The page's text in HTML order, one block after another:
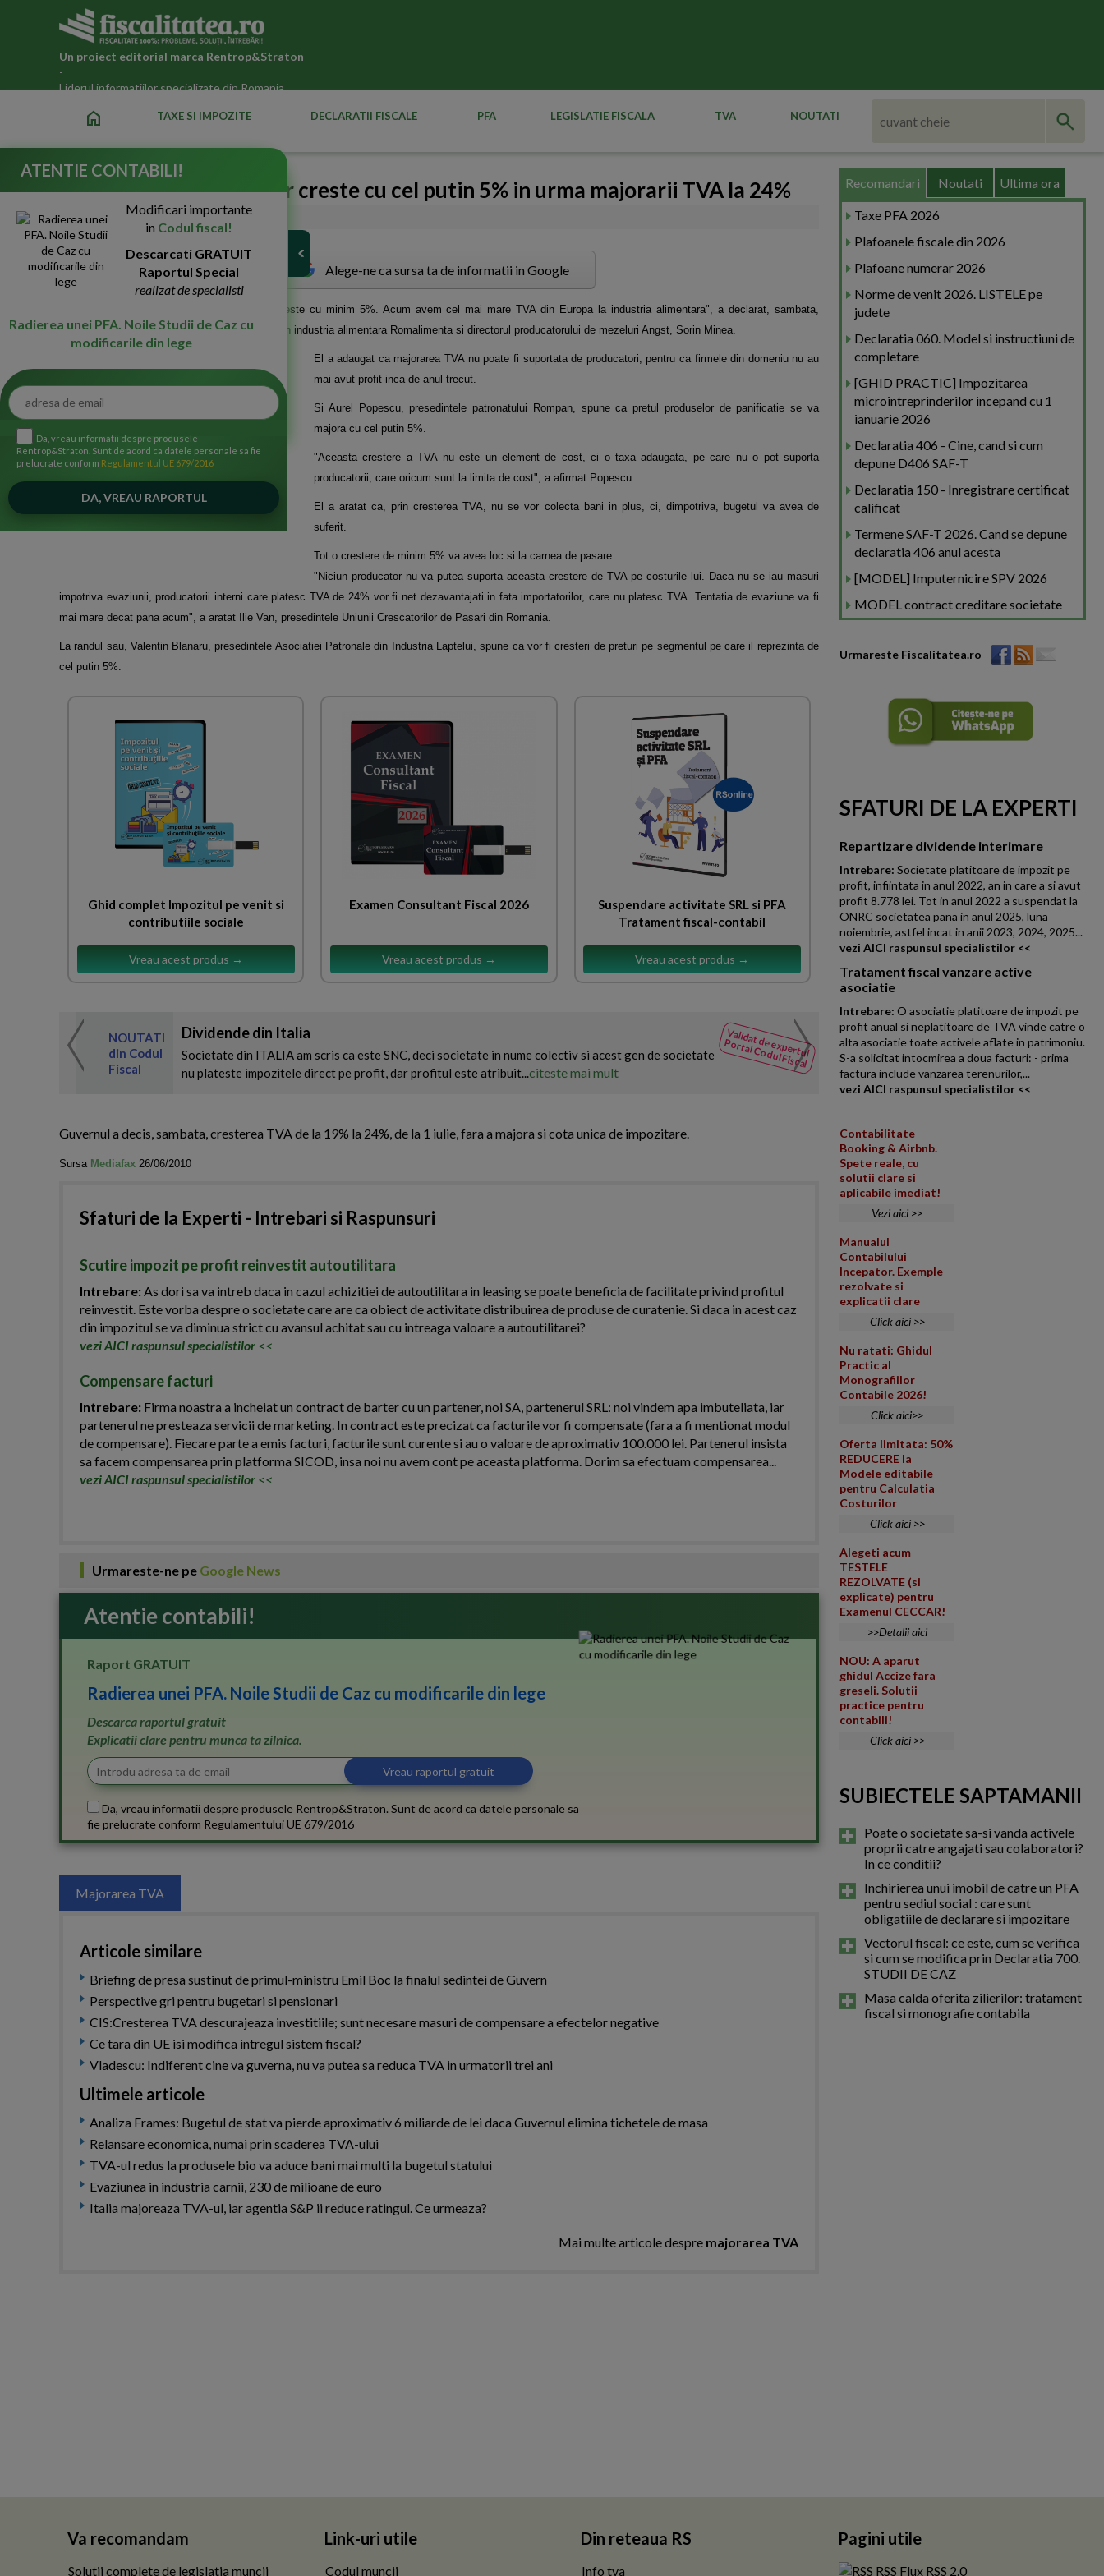
Un proiect editorial marca Rentrop&Straton
-
Liderul informatiilor specializate din Romania
home TAXE SI IMPOZITE DECLARATII FISCALE PFA LEGISLATIE FISCALA TVA NOUTATI
Preturile la alimente vor creste cu cel putin 5% in urma majorarii TVA la 24%
26-Iun-2010 3465
Alege-ne ca sursa ta de informatii in Google
oate preturile din industria alimentara vor creste cu minim 5%. Acum avem cel mai mare TVA din Europa la industria alimentara", a declarat, sambata,
agentiei MEDIAFAX presedintele patronatului din industria alimentara Romalimenta si directorul producatorului de mezeluri Angst, Sorin Minea.
El a adaugat ca majorarea TVA nu poate fi suportata de producatori, pentru ca firmele din domeniu nu au
mai avut profit inca de anul trecut.
Si Aurel Popescu, presedintele patronatului Rompan, spune ca pretul produselor de panificatie se va
majora cu cel putin 5%.
"Aceasta crestere a TVA nu este un element de cost, ci o taxa adaugata, pe care nu o pot suporta
producatorii, care oricum sunt la limita de cost", a afirmat Popescu.
El a aratat ca, prin cresterea TVA, nu se vor colecta bani in plus, ci, dimpotriva, bugetul va avea de
suferit.
Tot o crestere de minim 5% va avea loc si la carnea de pasare.
"Niciun producator nu va putea suporta aceasta crestere de TVA pe costurile lui. Daca nu se iau masuri
impotriva evaziunii, producatorii interni care platesc TVA de 24% vor fi net dezavantajati in fata importatorilor, care nu platesc TVA. Tentatia de evaziune va fi
mai mare decat pana acum", a aratat Ilie Van, presedintele Uniunii Crescatorilor de Pasari din Romania.
La randul sau, Valentin Blanaru, presedintele Asociatiei Patronale din Industria Laptelui, spune ca vor fi cresteri de preturi pe segmentul pe care il reprezinta de
cel putin 5%.
Ghid complet Impozitul pe venit si
contributiile sociale
Vreau acest produs →
Examen Consultant Fiscal 2026
Vreau acest produs →
Suspendare activitate SRL si PFA
Tratament fiscal-contabil
Vreau acest produs →
NOUTATI
din Codul
Fiscal
Validat de expertul
Portal Codul Fiscal
Dividende din Italia
Societate din ITALIA am scris ca este SNC, deci societate in nume colectiv si acest gen de societate
nu plateste impozitele direct pe profit, dar profitul este atribuit...citeste mai mult
NOUTATI
din Codul
Fiscal
Deductibilitatea
Pentru un autoturism
deductibile fara foaie de
Guvernul a decis, sambata, cresterea TVA de la 19% la 24%, de la 1 iulie, fara a majora si cota unica de impozitare.
Sursa Mediafax 26/06/2010
Sfaturi de la Experti - Intrebari si Raspunsuri
Scutire impozit pe profit reinvestit autoutilitara
Intrebare:As dori sa va intreb daca in cazul achizitiei de autoutilitara in leasing se poate beneficia de facilitate privind profitul
reinvestit. Este vorba despre o societate care are ca obiect de activitate distribuirea de produse de curatenie. Si daca in acest caz
din impozitul se va diminua strict cu avansul achitat sau cu intreaga valoare a autoutilitarei?
vezi AICI raspunsul specialistilor <<
Compensare facturi
Intrebare: Firma noastra a incheiat un contract de barter cu un partener, noi SA, partenerul SRL: noi vindem apa imbuteliata, iar
partenerul ne presteaza servicii de marketing. In contract este precizat ca facturile vor fi compensate (fara a fi mentionat modul
de compensare). Fiecare parte a emis facturi, facturile sunt curente si au o valoare de aproximativ 100.000 lei. Partenerul insista
sa facem compensarea prin platforma SICOD, insa noi nu avem cont pe aceasta platforma. Dorim sa efectuam compensarea...
vezi AICI raspunsul specialistilor <<
Urmareste-ne pe Google News
Atentie contabili!
Raport GRATUIT
Radierea unei PFA. Noile Studii de Caz cu modificarile din lege
Descarca raportul gratuit
Explicatii clare pentru munca ta zilnica.
Da, vreau informatii despre produsele Rentrop&Straton. Sunt de acord ca datele personale sa
fie prelucrate conform Regulamentului UE 679/2016
Majorarea TVA
Articole similare
Briefing de presa sustinut de primul-ministru Emil Boc la finalul sedintei de Guvern
Perspective gri pentru bugetari si pensionari
CIS:Cresterea TVA descurajeaza investitiile; sunt necesare masuri de compensare a efectelor negative
Ce tara din UE isi modifica intregul sistem fiscal?
Vladescu: Indiferent cine va guverna, nu va putea sa reduca TVA in urmatorii trei ani
Ultimele articole
Analiza Frames: Bugetul de stat va pierde aproximativ 6 miliarde de lei daca Guvernul elimina tichetele de masa
Relansare economica, numai prin scaderea TVA-ului
TVA-ul redus la produsele bio va aduce bani mai multi la bugetul statului
Evaziunea in industria carnii, 230 de milioane de euro
Italia majoreaza TVA-ul, iar agentia S&P ii reduce ratingul. Ce urmeaza?
Mai multe articole despre majorarea TVA
Recomandari Noutati Ultima ora
Taxe PFA 2026
Plafoanele fiscale din 2026
Plafoane numerar 2026
Norme de venit 2026. LISTELE pe
judete
Declaratia 060. Model si instructiuni de
completare
[GHID PRACTIC] Impozitarea
microintreprinderilor incepand cu 1
ianuarie 2026
Declaratia 406 - Cine, cand si cum
depune D406 SAF-T
Declaratia 150 - Inregistrare certificat
calificat
Termene SAF-T 2026. Cand se depune
declaratia 406 anul acesta
[MODEL] Imputernicire SPV 2026
MODEL contract creditare societate
Urmareste Fiscalitatea.ro
SFATURI DE LA EXPERTI
Repartizare dividende interimare
Intrebare: Societate platitoare de impozit pe
profit, infiintata in anul 2022, an in care a si avut
profit 8.778 lei. Tot in anul 2022 a suspendat la
ONRC societatea pana in anul 2025, luna
noiembrie, astfel incat in anii 2023, 2024, 2025...
vezi AICI raspunsul specialistilor <<
Tratament fiscal vanzare active
asociatie
Intrebare: O asociatie platitoare de impozit pe
profit anual si neplatitoare de TVA vinde catre o
alta asociatie toate activele aflate in patrimoniu.
S-a solicitat intocmirea a doua facturi: - prima
factura include vanzarea terenurilor,...
vezi AICI raspunsul specialistilor <<
Contabilitate
Booking & Airbnb.
Spete reale, cu
solutii clare si
aplicabile imediat!
Vezi aici >>
Manualul
Contabilului
Incepator. Exemple
rezolvate si
explicatii clare
Click aici >>
Nu ratati: Ghidul
Practic al
Monografiilor
Contabile 2026!
Click aici>>
Oferta limitata: 50%
REDUCERE la
Modele editabile
pentru Calculatia
Costurilor
Click aici >>
Alegeti acum
TESTELE
REZOLVATE (si
explicate) pentru
Examenul CECCAR!
>>Detalii aici
NOU: A aparut
ghidul Accize fara
greseli. Solutii
practice pentru
contabili!
Click aici >>
SUBIECTELE SAPTAMANII
Poate o societate sa-si vanda activele
proprii catre angajati sau colaboratori?
In ce conditii?
Inchirierea unui imobil de catre un PFA
pentru sediul social : care sunt
obligatiile de declarare si impozitare
Vectorul fiscal: ce este, cum se verifica
si cum se modifica prin Declaratia 700.
STUDII DE CAZ
Masa calda oferita zilierilor: tratament
fiscal si monografie contabila
ATENTIE CONTABILI!
Modificari importante
in Codul fiscal!
Descarcati GRATUIT
Raportul Special
realizat de specialisti
Radierea unei PFA. Noile Studii de Caz cu
modificarile din lege
Da, vreau informatii despre produsele
Rentrop&Straton. Sunt de acord ca datele personale sa fie
prelucrate conform Regulamentul UE 679/2016
Va recomandam
Solutii complete de legislatia muncii
Link-uri utile
Codul muncii
Din reteaua RS
Info tva
Pagini utile
RSS Flux RSS 2.0